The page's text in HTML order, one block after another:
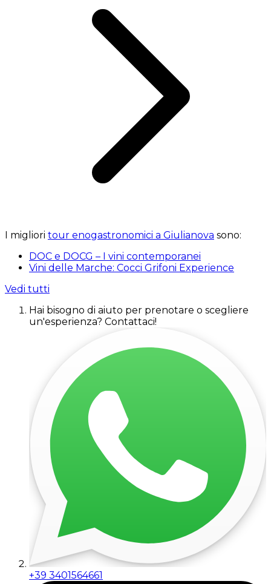
I migliori tour enogastronomici a Giulianova sono:
DOC e DOCG – I vini contemporanei
Vini delle Marche: Cocci Grifoni Experience
Vedi tutti
Hai bisogno di aiuto per prenotare o scegliere
un'esperienza? Contattaci!
+39 3401564661